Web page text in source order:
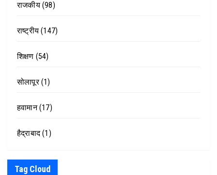
राजकीय(98)
राष्ट्रीय (147)
शिक्षण (54)
सोलापूर(1)
हवामान(17)
हैद्राबाद(1)
Tag Cloud